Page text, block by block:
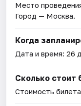
Место
Город — Москва.
Когда
Дата и время:26
Сколько стоит
Стоимость